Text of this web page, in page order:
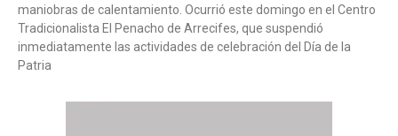
maniobras de calentamiento. Ocurrió este domingo en el Centro
Tradicionalista El Penacho de Arrecifes, que suspendió
inmediatamente las actividades de celebración del Día de la
Patria